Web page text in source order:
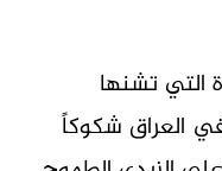
التي تشنها
العراق شكوكاً